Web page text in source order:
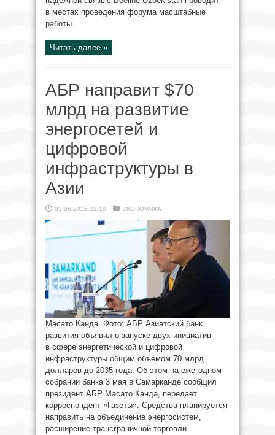
в местах проведения форума масштабные
работы ...
Читать далее »
АБР направит $70
млрд на развитие
энергосетей и
цифровой
инфраструктуры в
Азии
03.05.2026 21:10 ЭКОНОМИКА
Масато Канда. Фото: АБР Азиатский банк
развития объявил о запуске двух инициатив
в сфере энергетической и цифровой
инфраструктуры общим объёмом 70 млрд
долларов до 2035 года. Об этом на ежегодном
собрании банка 3 мая в Самарканде сообщил
президент АБР Масато Канда, передаёт
корреспондент «Газеты». Средства планируется
направить на объединение энергосистем,
расширение трансграничной торговли